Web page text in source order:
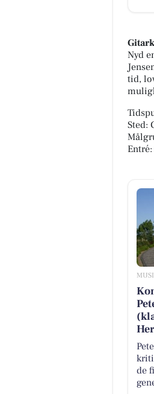
Nyd
tid,
Sted:
de